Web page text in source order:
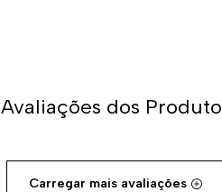
Avaliações dos
Carregar mais avaliações